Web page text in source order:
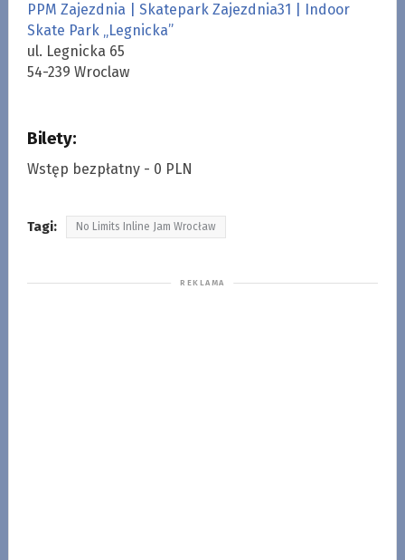
PPM Zajezdnia | Skatepark Zajezdnia31 | Indoor
Skate Park „Legnicka”
ul. Legnicka 65
54-239 Wroclaw
Bilety:
Wstęp bezpłatny - 0 PLN
Tagi: No Limits Inline Jam Wrocław